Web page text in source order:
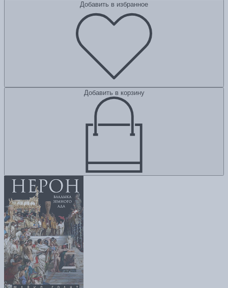
Добавить в избранное
Добавить в корзину